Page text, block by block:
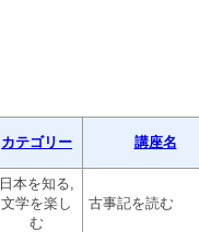
カテゴリー 講座名
日本を知る,
文学を楽し
む
古事記を読む